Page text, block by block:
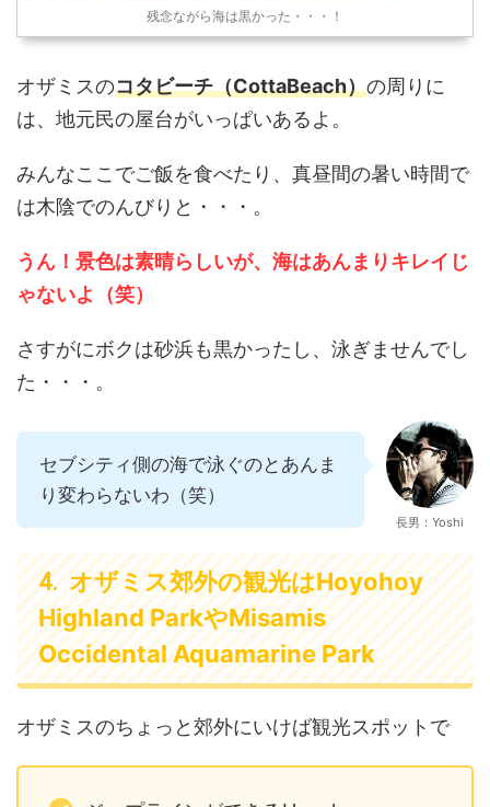
残念ながら海は黒かった・・・！
オザミスのコタビーチ（CottaBeach）の周りに
は、地元民の屋台がいっぱいあるよ。
みんなここでご飯を食べたり、真昼間の暑い時間で
は木陰でのんびりと・・・。
うん！景色は素晴らしいが、海はあんまりキレイじ
ゃないよ（笑）
さすがにボクは砂浜も黒かったし、泳ぎませんでし
た・・・。
セブシティ側の海で泳ぐのとあんま
り変わらないわ（笑）
長男：Yoshi
オザミス郊外の観光はHoyohoy
Highland ParkやMisamis
Occidental Aquamarine Park
オザミスのちょっと郊外にいけば観光スポットで